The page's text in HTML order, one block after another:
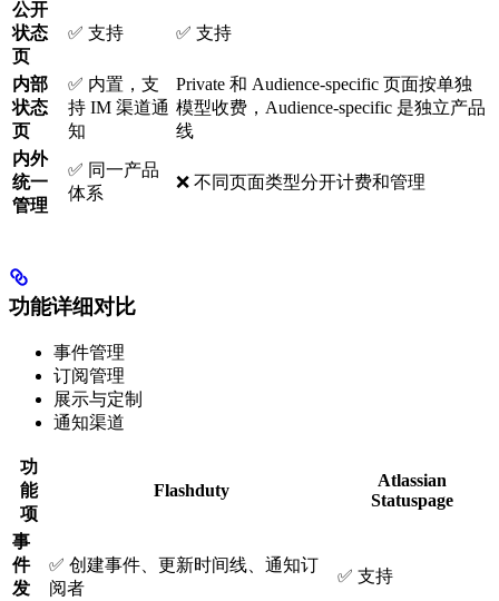
公开
状态
页
✅ 支持 ✅ 支持
内部
状态
页
✅ 内置，支
持 IM 渠道通
知
Private 和 Audience-specific 页面按单独
模型收费，Audience-specific 是独立产品
线
内外
统一
管理
✅ 同一产品
体系
❌ 不同页面类型分开计费和管理
功能详细对比
事件管理
订阅管理
展示与定制
通知渠道
功
能
项
Flashduty
Atlassian
Statuspage
事
件
发
✅ 创建事件、更新时间线、通知订
阅者
✅ 支持